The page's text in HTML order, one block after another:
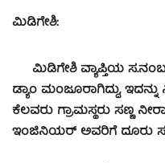
ಮಿಡಿಗೇಶಿ:
ಮಿಡಿಗೇಶಿ ವ್ಯಾಪ್ತಿಯ
ಡ್ಯಾಂ ಮಂಜೂರಾಗಿದ್ದು,
ಕೆಲವರು ಗ್ರಾಮಸ್ಥರು ಸಣ್ಣ
ಇಂಜಿನಿಯರ್ ಅವರಿಗೆ ದೂರು